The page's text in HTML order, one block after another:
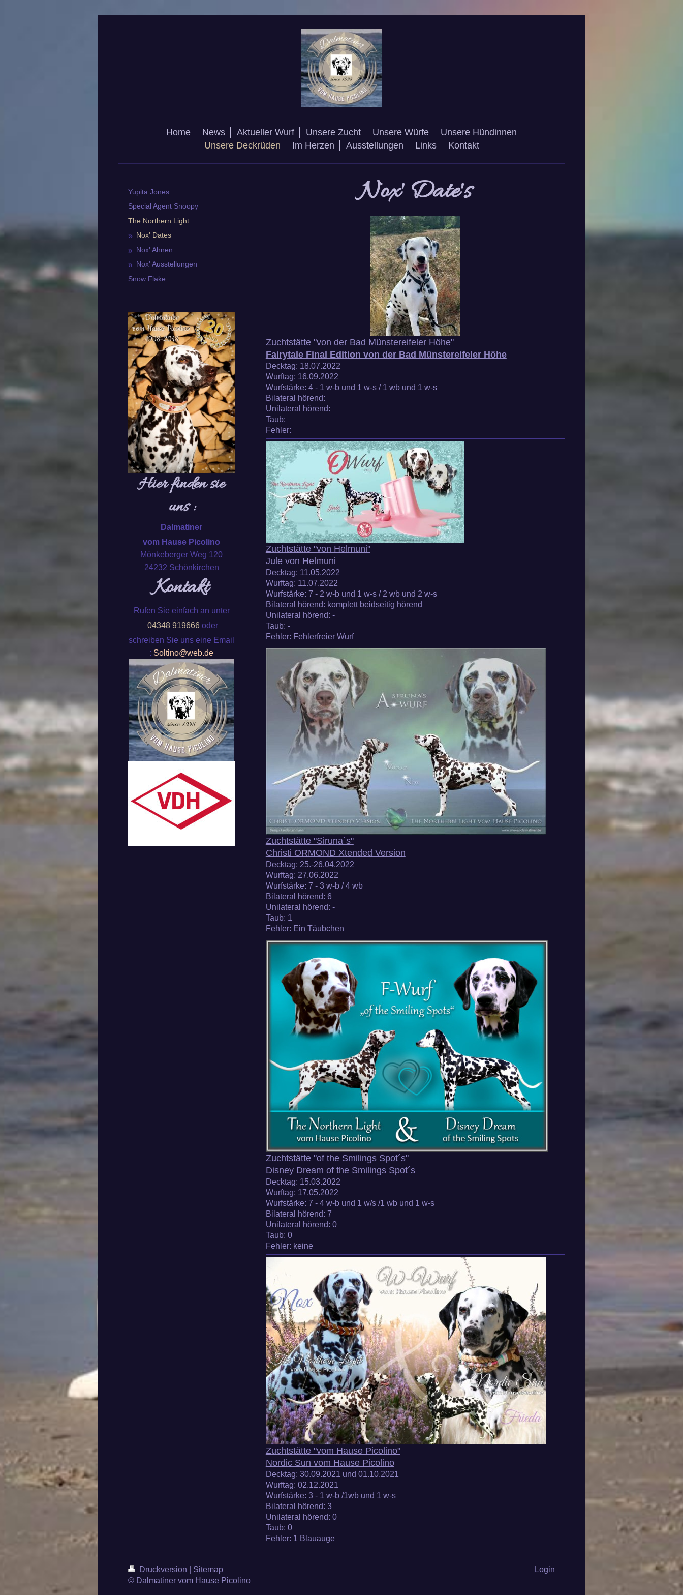
Home News Aktueller Wurf Unsere Zucht Unsere Würfe
Unsere Hündinnen
Unsere Deckrüden
Im Herzen Ausstellungen Links Kontakt
Nox' Date's
Zuchtstätte "von der Bad Münstereifeler Höhe"
Fairytale Final Edition von der Bad Münstereifeler Höhe
Decktag: 18.07.2022
Wurftag: 16.09.2022
Wurfstärke: 4 - 1 w-b und 1 w-s / 1 wb und 1 w-s
Bilateral hörend:
Unilateral hörend:
Taub:
Fehler:
Zuchtstätte "von Helmuni"
Jule von Helmuni
Decktag: 11.05.2022
Wurftag: 11.07.2022
Wurfstärke: 7 - 2 w-b und 1 w-s / 2 wb und 2 w-s
Bilateral hörend: komplett beidseitig hörend
Unilateral hörend: -
Taub: -
Fehler: Fehlerfreier Wurf
Zuchtstätte "Siruna´s"
Christi ORMOND Xtended Version
Decktag: 25.-26.04.2022
Wurftag: 27.06.2022
Wurfstärke: 7 - 3 w-b / 4 wb
Bilateral hörend: 6
Unilateral hörend: -
Taub: 1
Fehler: Ein Täubchen
Zuchtstätte "of the Smilings Spot´s"
Disney Dream of the Smilings Spot´s
Decktag: 15.03.2022
Wurftag: 17.05.2022
Wurfstärke: 7 - 4 w-b und 1 w/s /1 wb und 1 w-s
Bilateral hörend: 7
Unilateral hörend: 0
Taub: 0
Fehler: keine
Zuchtstätte "vom Hause Picolino"
Nordic Sun vom Hause Picolino
Decktag: 30.09.2021 und 01.10.2021
Wurftag: 02.12.2021
Wurfstärke: 3 - 1 w-b /1wb und 1 w-s
Bilateral hörend: 3
Unilateral hörend: 0
Taub: 0
Fehler: 1 Blauauge
Yupita Jones
Special Agent Snoopy
The Northern Light
Nox' Dates
Nox' Ahnen
Nox' Ausstellungen
Snow Flake
Hier finden sie
uns :
Dalmatiner
vom Hause Picolino
Mönkeberger Weg 120
24232 Schönkirchen
Kontakt
Rufen Sie einfach an unter
04348 919666oder
schreiben Sie uns eine Email
: Soltino@web.de
Druckversion
Sitemap
© Dalmatiner vom Hause Picolino
Login